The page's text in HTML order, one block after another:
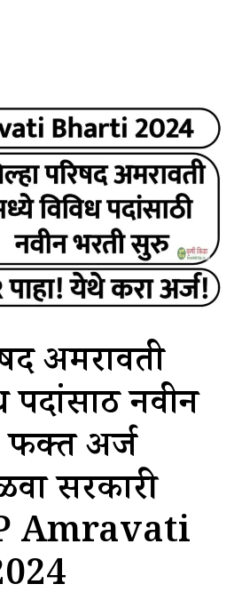
अमरावती
नवीन
अर्ज
सरकारी
Amravati